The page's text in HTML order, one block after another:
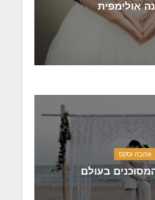
אולימפית
אהבה וסקס
בעולם